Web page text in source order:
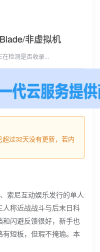
非虚拟机
在检测是否收录...
过32天没有更新，若内
索尼互动娱乐发行的单人
称近战战斗与后末日科
闪避反馈很好，新手也
短板，但瑕不掩瑜。本